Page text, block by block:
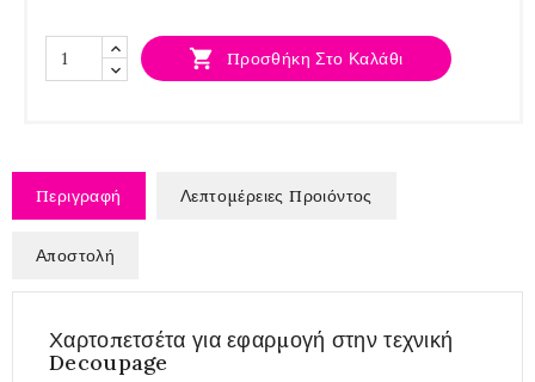
 Προσθήκη Στο Καλάθι
Περιγραφή Λεπτομέρειες Προιόντος
Αποστολή
Χαρτοπετσέτα για εφαρμογή στην τεχνική
Decoupage